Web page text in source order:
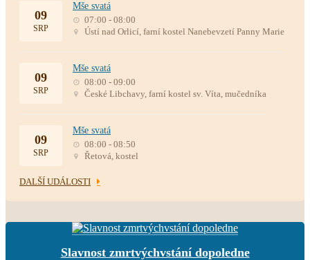
09
SRP
Mše svatá
07:00 - 08:00
Ústí nad Orlicí, farní kostel Nanebevzetí Panny Marie
09
SRP
Mše svatá
08:00 - 09:00
České Libchavy, farní kostel sv. Víta, mučedníka
09
SRP
Mše svatá
08:00 - 08:50
Řetová, kostel
DALŠÍ UDÁLOSTI
Slavnost zmrtvýchvstání dopoledne